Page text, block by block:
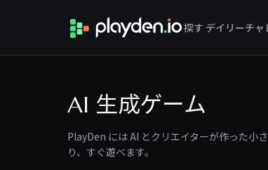
探す デイリーチャ
AI 生成ゲーム
PlayDen には AI とクリエイターが作った小
り、すぐ遊べます。